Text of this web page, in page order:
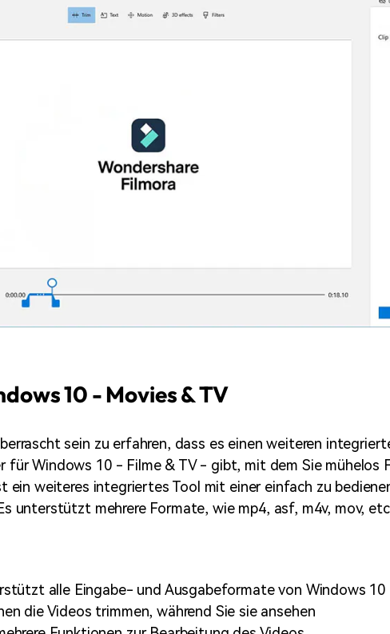
10 - Movies & TV
sein zu erfahren, dass es einen weiteren
für Windows 10 - Filme & TV - gibt, mit dem Sie mühelos
ein weiteres integriertes Tool mit einer einfach zu
unterstützt mehrere Formate, wie mp4, asf, m4v, mov,
alle Eingabe- und Ausgabeformate von Windows 10
die Videos trimmen, während Sie sie ansehen